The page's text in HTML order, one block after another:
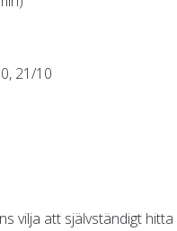
21/10
vilja att självständigt